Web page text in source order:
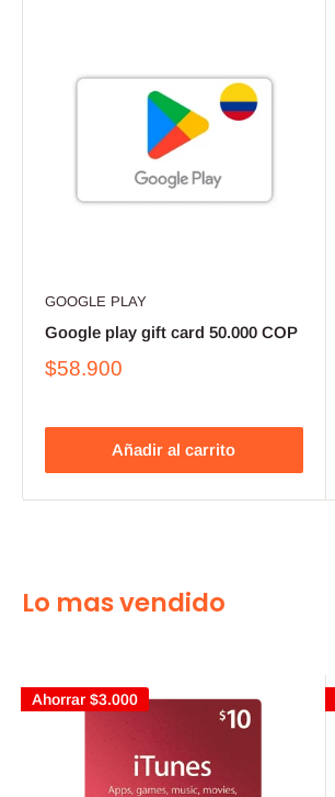
GOOGLE PLAY
Google play gift card 50.000 COP
$58.900
Añadir al carrito
Lo mas vendido
Ahorrar $3.000